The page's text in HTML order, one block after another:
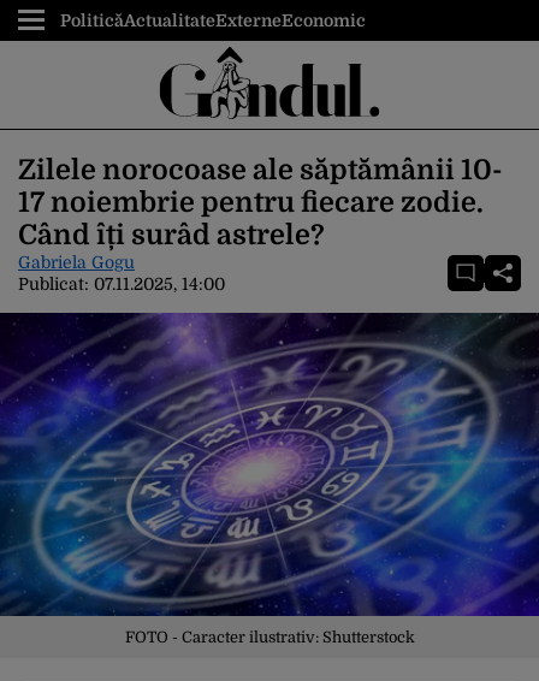
PoliticăActualitateExterneEconomic
Zilele norocoase ale săptămânii 10-
17 noiembrie pentru fiecare zodie.
Când îți surâd astrele?
Gabriela Gogu
Publicat: 07.11.2025, 14:00
FOTO - Caracter ilustrativ: Shutterstock